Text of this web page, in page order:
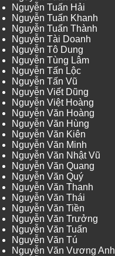
Nguyễn Tuấn Hải
Nguyễn Tuấn Khanh
Nguyễn Tuấn Thành
Nguyễn Tài Doanh
Nguyễn Tô Dung
Nguyễn Tùng Lâm
Nguyễn Tấn Lộc
Nguyễn Tấn Vũ
Nguyễn Viết Dũng
Nguyễn Việt Hoàng
Nguyễn Văn Hoàng
Nguyễn Văn Hùng
Nguyễn Văn Kiên
Nguyễn Văn Minh
Nguyễn Văn Nhật Vũ
Nguyễn Văn Quang
Nguyễn Văn Quý
Nguyễn Văn Thanh
Nguyễn Văn Thái
Nguyễn Văn Tiền
Nguyễn Văn Trưởng
Nguyễn Văn Tuấn
Nguyễn Văn Tú
Nguyễn Văn Vương Anh